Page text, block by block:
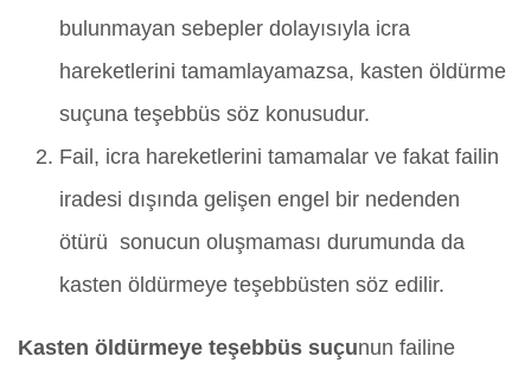
bulunmayan sebepler dolayısıyla icra
hareketlerini tamamlayamazsa, kasten öldürme
suçuna teşebbüs söz konusudur.
Fail, icra hareketlerini tamamalar ve fakat failin
iradesi dışında gelişen engel bir nedenden
ötürü sonucun oluşmaması durumunda da
kasten öldürmeye teşebbüsten söz edilir.
Kasten öldürmeye teşebbüs suçunun failine